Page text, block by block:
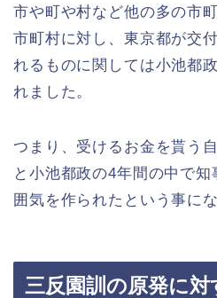
市や町や村など他の多の市
市町村に対し、東京都が交
れるものに関しては小池都
れました。
つまり、受けるお金を貰う
と小池都政の4年間の中で
囲気を作られたという事にな
三反園訓の原発に対